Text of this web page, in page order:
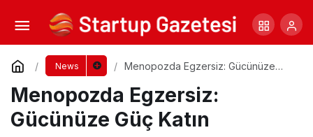
News
Menopozda Egzersiz: Gücünüze
Menopozda Egzersiz:
Gücünüze Güç Katın
Menopozda Beslenme: Hangi Besinler
Süreci Kolaylaştırır?
Yorum Yap